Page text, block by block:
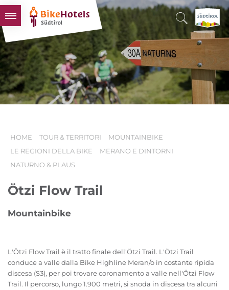
BIKEHOTELS
HOTELS & PACCHETTI
TOUR & TERRITORI
L'ALTO ADIGE & NOI
HOME TOUR & TERRITORI
MOUNTAINBIKE
LE REGIONI DELLA BIKE
MERANO E DINTORNI
NATURNO & PLAUS
Ötzi Flow Trail
Mountainbike
L'Ötzi Flow Trail è il tratto finale dell'Ötzi Trail. L'Ötzi Trail
conduce a valle dalla Bike Highline Meran/o in costante ripida
discesa (S3), per poi trovare coronamento a valle nell'Ötzi Flow
Trail. Il percorso, lungo 1.900 metri, si snoda in discesa tra alcuni